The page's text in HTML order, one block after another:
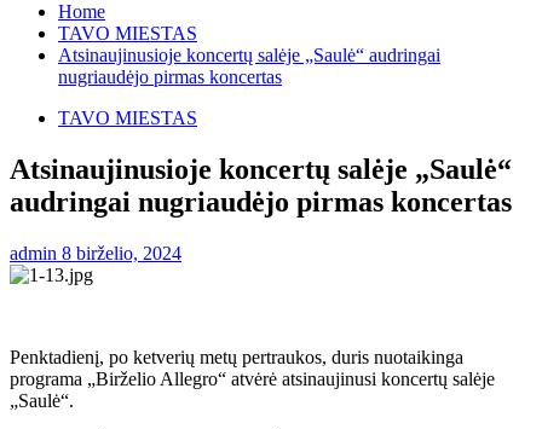
Home
TAVO MIESTAS
Atsinaujinusioje koncertų salėje „Saulė“ audringai
nugriaudėjo pirmas koncertas
TAVO MIESTAS
Atsinaujinusioje koncertų salėje „Saulė“
audringai nugriaudėjo pirmas koncertas
admin 8 birželio, 2024
Penktadienį, po ketverių metų pertraukos, duris nuotaikinga
programa „Birželio Allegro“ atvėrė atsinaujinusi koncertų salėje
„Saulė“.